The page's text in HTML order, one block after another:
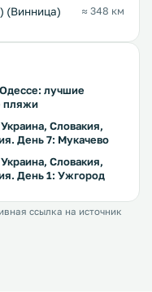
(Винница) ≈ 348 км
Одессе: лучшие
пляжи
Словакия,
День 7: Мукачево
Словакия,
День 1: Ужгород
ссылка на источник